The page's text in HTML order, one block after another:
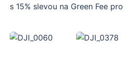
s 15% slevou na Green Fee
pro využití této nabídky je
voucheru při platbě přímo na